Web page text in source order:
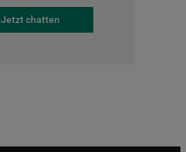
Jetzt chatten